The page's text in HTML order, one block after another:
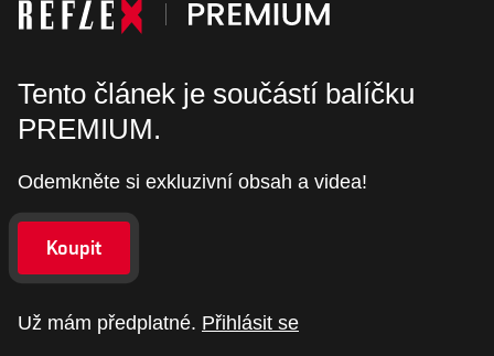
Tento článek je součástí balíčku
PREMIUM.
Odemkněte si exkluzivní obsah a videa!
Koupit
Už mám předplatné. Přihlásit se